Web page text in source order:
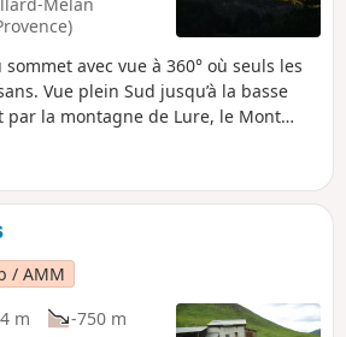
avec vue à 360° où seuls les
Vue plein Sud jusqu’à la basse
par la montagne de Lure, le Mont
etc... Contraste entre la montée
Sud et la crête plus froide.
/ AMM
m
-750 m